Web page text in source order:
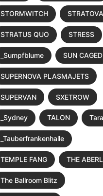
STORMWITCH
STRATUS QUO STRESS
_Sumpfblume SUN CAGED
SUPERNOVA PLASMAJETS
SUPERVAN SXETROW
_Sydney TALON
_Tauberfrankenhalle
TEMPLE FANG THE
The Ballroom Blitz